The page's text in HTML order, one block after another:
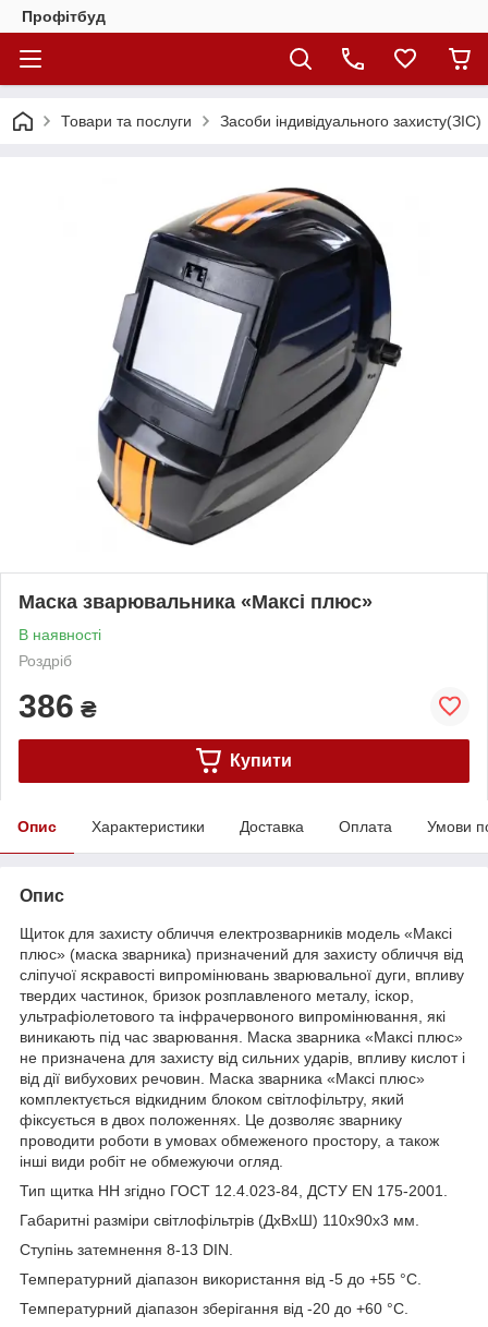
Профітбуд
Товари та послуги Засоби індивідуального захисту(ЗІС)
Маска зварювальника «Максі плюс»
В наявності
Роздріб
386 ₴
Купити
Опис Характеристики Доставка Оплата Умови
Опис
Щиток для захисту обличчя електрозварників модель «Максі
плюс» (маска зварника) призначений для захисту обличчя від
сліпучої яскравості випромінювань зварювальної дуги, впливу
твердих частинок, бризок розплавленого металу, іскор,
ультрафіолетового та інфрачервоного випромінювання, які
виникають під час зварювання. Маска зварника «Максі плюс»
не призначена для захисту від сильних ударів, впливу кислот і
від дії вибухових речовин. Маска зварника «Максі плюс»
комплектується відкидним блоком світлофільтру, який
фіксується в двох положеннях. Це дозволяє зварнику
проводити роботи в умовах обмеженого простору, а також
інші види робіт не обмежуючи огляд.
Тип щитка НН згідно ГОСТ 12.4.023-84, ДСТУ EN 175-2001.
Габаритні разміри світлофільтрів (ДхВхШ) 110х90х3 мм.
Ступінь затемнення 8-13 DIN.
Температурний діапазон використання від -5 до +55 °С.
Температурний діапазон зберігання від -20 до +60 °С.